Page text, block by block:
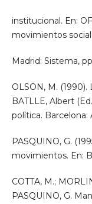
institucional. En:
movimientos
Madrid: Sistema,
OLSON, M.
BATLLE, Albert
política. Barcelona:
PASQUINO, G.
movimientos. En:
COTTA, M.;
PASQUINO, G.